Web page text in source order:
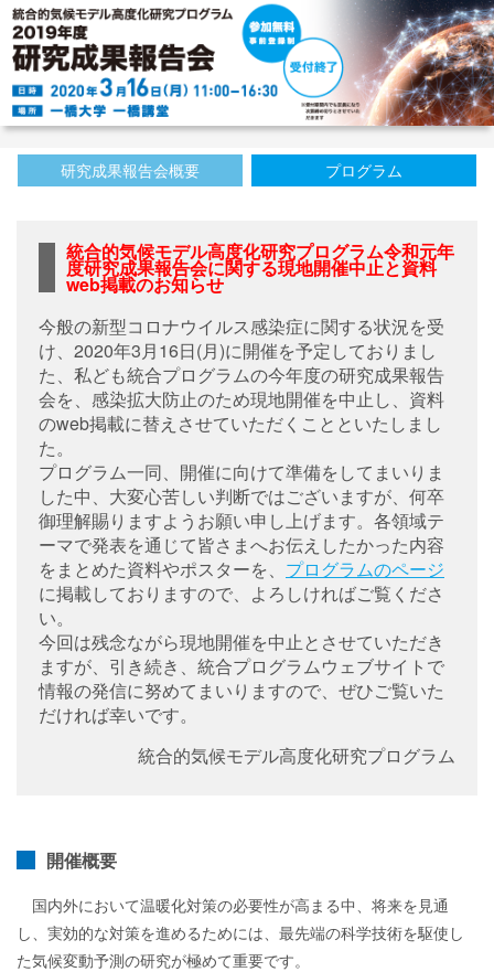
研究成果報告会概要 プログラム
統合的気候モデル高度化研究プログラム令和元年
度研究成果報告会に関する現地開催中止と資料
web掲載のお知らせ
今般の新型コロナウイルス感染症に関する状況を受
け、2020年3月16日(月)に開催を予定しておりまし
た、私ども統合プログラムの今年度の研究成果報告
会を、感染拡大防止のため現地開催を中止し、資料
のweb掲載に替えさせていただくことといたしまし
た。
プログラム一同、開催に向けて準備をしてまいりま
した中、大変心苦しい判断ではございますが、何卒
御理解賜りますようお願い申し上げます。各領域テ
ーマで発表を通じて皆さまへお伝えしたかった内容
をまとめた資料やポスターを、 プログラムのページ
に掲載しておりますので、よろしければご覧くださ
い。
今回は残念ながら現地開催を中止とさせていただき
ますが、引き続き、統合プログラムウェブサイトで
情報の発信に努めてまいりますので、ぜひご覧いた
だければ幸いです。
統合的気候モデル高度化研究プログラム
開催概要
国内外において温暖化対策の必要性が高まる中、将来を見通
し、実効的な対策を進めるためには、最先端の科学技術を駆使し
た気候変動予測の研究が極めて重要です。